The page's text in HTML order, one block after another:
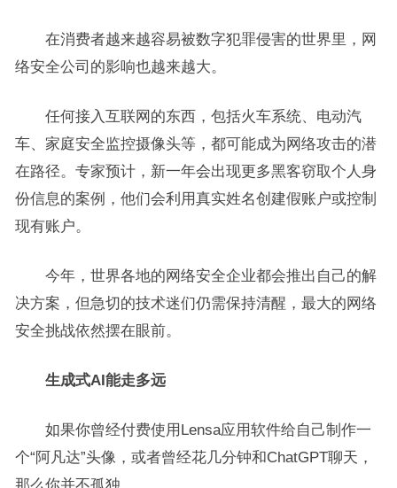
在消费者越来越容易被数字犯罪侵害的世界里，网
络安全公司的影响也越来越大。
任何接入互联网的东西，包括火车系统、电动汽
车、家庭安全监控摄像头等，都可能成为网络攻击的潜
在路径。专家预计，新一年会出现更多黑客窃取个人身
份信息的案例，他们会利用真实姓名创建假账户或控制
现有账户。
今年，世界各地的网络安全企业都会推出自己的解
决方案，但急切的技术迷们仍需保持清醒，最大的网络
安全挑战依然摆在眼前。
生成式AI能走多远
如果你曾经付费使用Lensa应用软件给自己制作一
个“阿凡达”头像，或者曾经花几分钟和ChatGPT聊天，
那么你并不孤独。